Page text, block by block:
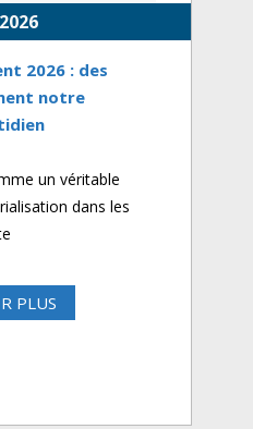
2026 : des
notre
un véritable
dans les
PLUS